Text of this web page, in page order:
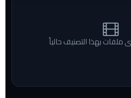
ملفات بهذا التصنيف حالياً